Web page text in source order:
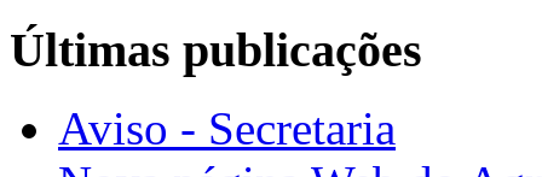
Últimas publicações
Aviso - Secretaria